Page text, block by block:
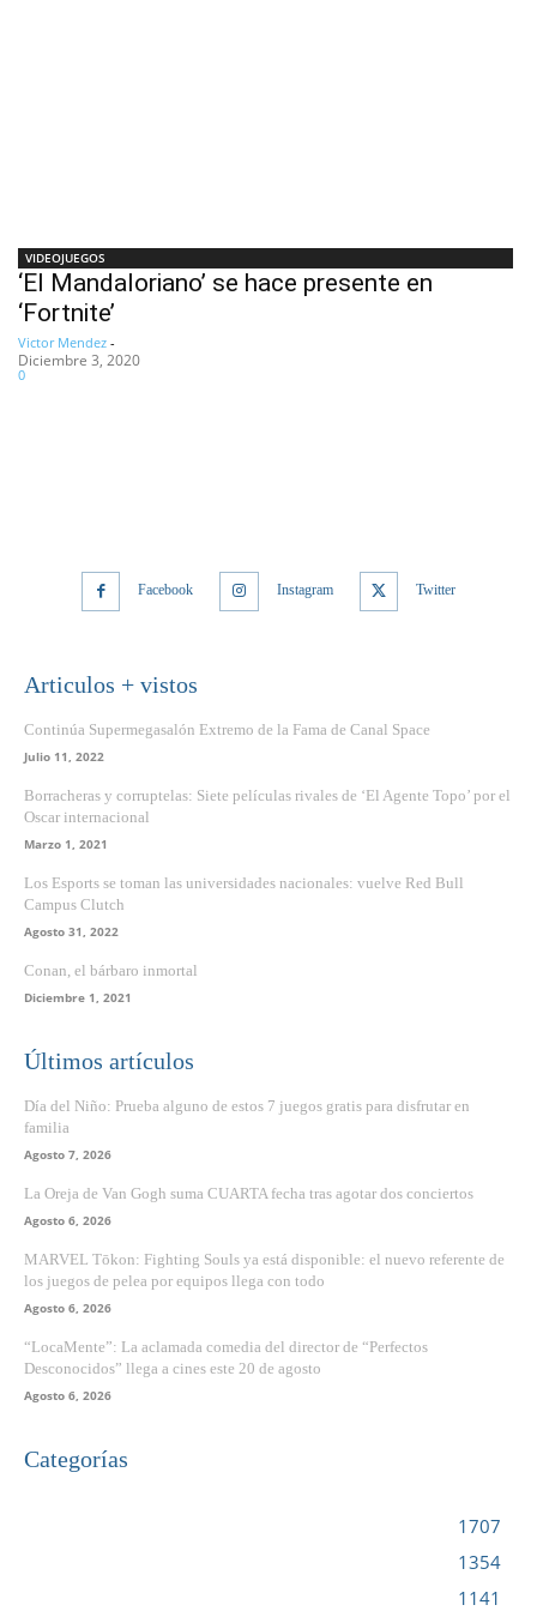
VIDEOJUEGOS
‘El Mandaloriano’ se hace presente en
‘Fortnite’
Victor Mendez -
Diciembre 3, 2020
0
Facebook Instagram Twitter
Articulos + vistos
Continúa Supermegasalón Extremo de la Fama de Canal Space
Julio 11, 2022
Borracheras y corruptelas: Siete películas rivales de ‘El Agente Topo’ por el
Oscar internacional
Marzo 1, 2021
Los Esports se toman las universidades nacionales: vuelve Red Bull
Campus Clutch
Agosto 31, 2022
Conan, el bárbaro inmortal
Diciembre 1, 2021
Últimos artículos
Día del Niño: Prueba alguno de estos 7 juegos gratis para disfrutar en
familia
Agosto 7, 2026
La Oreja de Van Gogh suma CUARTA fecha tras agotar dos conciertos
Agosto 6, 2026
MARVEL Tōkon: Fighting Souls ya está disponible: el nuevo referente de
los juegos de pelea por equipos llega con todo
Agosto 6, 2026
“LocaMente”: La aclamada comedia del director de “Perfectos
Desconocidos” llega a cines este 20 de agosto
Agosto 6, 2026
Categorías
1707
1354
1141